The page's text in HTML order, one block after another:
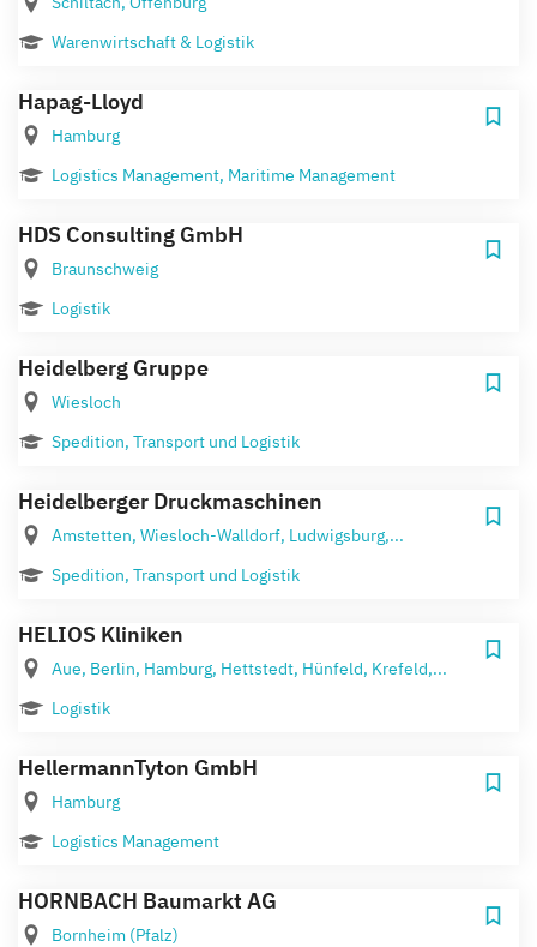
Warenwirtschaft & Logistik
Hapag-Lloyd
Hamburg
Logistics Management, Maritime Management
HDS Consulting GmbH
Braunschweig
Logistik
Heidelberg Gruppe
Wiesloch
Spedition, Transport und Logistik
Heidelberger Druckmaschinen
Amstetten, Wiesloch-Walldorf, Ludwigsburg,...
Spedition, Transport und Logistik
HELIOS Kliniken
Aue, Berlin, Hamburg, Hettstedt, Hünfeld, Krefeld,...
Logistik
HellermannTyton GmbH
Hamburg
Logistics Management
HORNBACH Baumarkt AG
Bornheim (Pfalz)